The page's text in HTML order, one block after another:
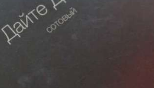
Волгограда стартует
через Волго‑Донской